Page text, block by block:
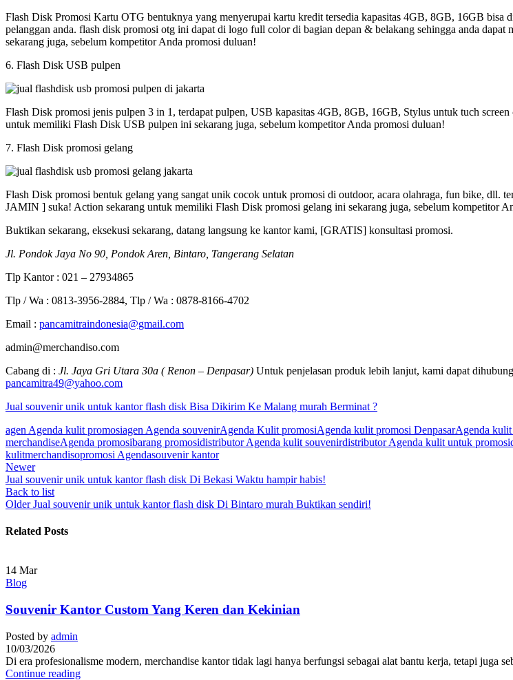
Flash Disk Promosi Kartu OTG bentuknya yang menyerupai kartu kredit tersedia kapasitas 4GB, 8GB, 16GB
pelanggan anda. flash disk promosi otg ini dapat di logo full color di bagian depan & belakang sehingga anda
sekarang juga, sebelum kompetitor Anda promosi duluan!
6. Flash Disk USB pulpen
Flash Disk promosi jenis pulpen 3 in 1, terdapat pulpen, USB kapasitas 4GB, 8GB, 16GB, Stylus untuk tuch
untuk memiliki Flash Disk USB pulpen ini sekarang juga, sebelum kompetitor Anda promosi duluan!
7. Flash Disk promosi gelang
Flash Disk promosi bentuk gelang yang sangat unik cocok untuk promosi di outdoor, acara olahraga, fun bike, dll.
JAMIN ] suka! Action sekarang untuk memiliki Flash Disk promosi gelang ini sekarang juga, sebelum kompetitor
Buktikan sekarang, eksekusi sekarang, datang langsung ke kantor kami, [GRATIS] konsultasi promosi.
Jl. Pondok Jaya No 90, Pondok Aren, Bintaro, Tangerang Selatan
Tlp Kantor : 021 – 27934865
Tlp / Wa : 0813-3956-2884, Tlp / Wa : 0878-8166-4702
Email : pancamitraindonesia@gmail.com
admin@merchandiso.com
Cabang di : Jl. Jaya Gri Utara 30a ( Renon – Denpasar) Untuk penjelasan produk lebih lanjut, kami dapat
pancamitra49@yahoo.com
Jual souvenir unik untuk kantor flash disk Bisa Dikirim Ke Malang murah Berminat ?
agen Agenda kulit promosiagen Agenda souvenirAgenda Kulit promosiAgenda kulit promosi DenpasarAgenda kulit
merchandiseAgenda promosibarang promosidistributor Agenda kulit souvenirdistributor Agenda kulit untuk promosi
kulitmerchandisopromosi Agendasouvenir kantor
Newer
Jual souvenir unik untuk kantor flash disk Di Bekasi Waktu hampir habis!
Back to list
Older Jual souvenir unik untuk kantor flash disk Di Bintaro murah Buktikan sendiri!
Related Posts
14 Mar
Blog
Souvenir Kantor Custom Yang Keren dan Kekinian
Posted by admin
10/03/2026
Di era profesionalisme modern, merchandise kantor tidak lagi hanya berfungsi sebagai alat bantu kerja, tetapi juga
Continue reading